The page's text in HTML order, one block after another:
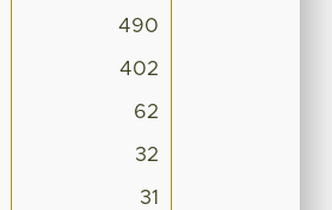
490
402
62
32
31